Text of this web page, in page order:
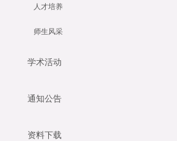
人才培养
师生风采
学术活动
通知公告
资料下载